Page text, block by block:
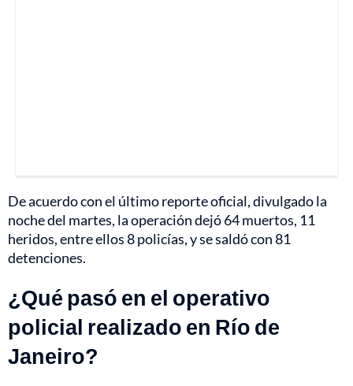
De acuerdo con el último reporte oficial, divulgado la
noche del martes, la operación dejó 64 muertos, 11
heridos, entre ellos 8 policías, y se saldó con 81
detenciones.
¿Qué pasó en el operativo
policial realizado en Río de
Janeiro?